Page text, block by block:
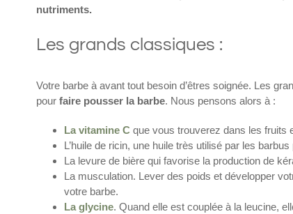
nutriments.
Les grands classiques :
Votre barbe à avant tout besoin d’êtres soignée. Les
pour faire pousser la barbe. Nous pensons alors à :
La vitamine C que vous trouverez dans les fruits
L’huile de ricin, une huile très utilisé par les
La levure de bière qui favorise la production de
La musculation. Lever des poids et développer
votre barbe.
La glycine. Quand elle est couplée à la leucine,